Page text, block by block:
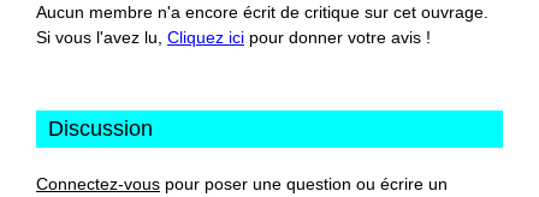
Aucun membre n'a encore écrit de critique sur cet ouvrage.
Si vous l'avez lu, Cliquez ici pour donner votre avis !
Discussion
Connectez-vous pour poser une question ou écrire un